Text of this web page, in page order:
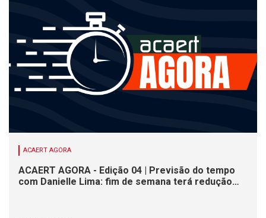
ACAERT AGORA
ACAERT AGORA - Edição 04 | Previsão do tempo
com Danielle Lima: fim de semana terá redução